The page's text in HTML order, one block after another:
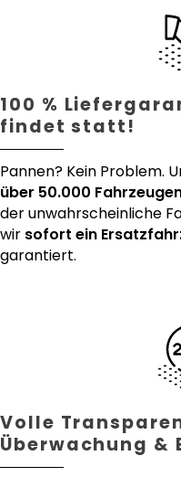
100 %
findet statt!
Pannen? Kein Problem.
über 50.000
der unwahrscheinliche
wir sofort ein
garantiert.
Volle
Überwachung &